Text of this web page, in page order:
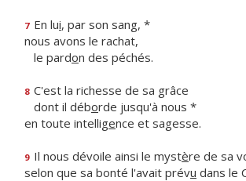
7 En lui, par son sang, *
nous avons le rachat,
le pardon des péchés.
8 C'est la richesse de sa grâce
dont il déborde jusqu'à nous *
en toute intelligence et sagesse.
9 Il nous dévoile ainsi le mystère de sa
selon que sa bonté l'avait prévu dans le